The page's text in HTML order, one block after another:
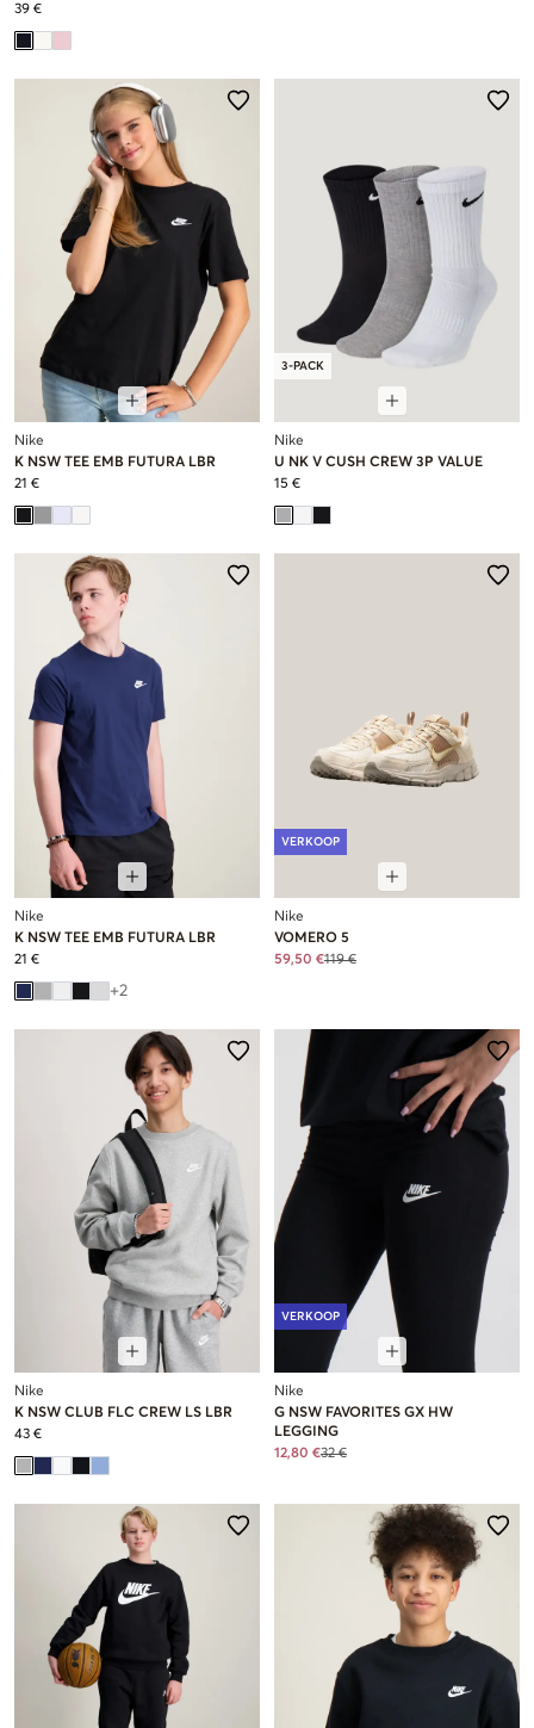
39 €
Nike
K NSW TEE EMB FUTURA LBR
21 €
3-PACK
Nike
U NK V CUSH CREW 3P VALUE
15 €
Nike
K NSW TEE EMB FUTURA LBR
21 €
+2
VERKOOP
Nike
VOMERO 5
59,50 €119 €
Nike
K NSW CLUB FLC CREW LS LBR
43 €
VERKOOP
Nike
G NSW FAVORITES GX HW
LEGGING
12,80 €32 €